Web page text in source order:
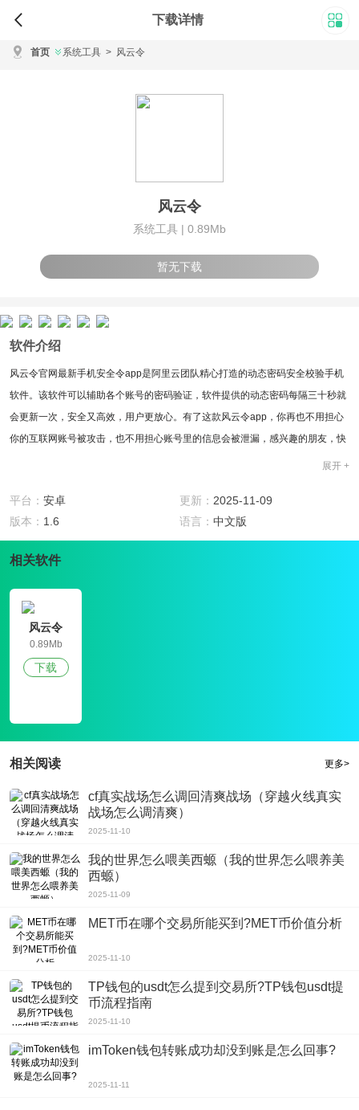
下载详情
首页 系统工具 > 风云令
风云令
系统工具 | 0.89Mb
暂无下载
软件介绍
风云令官网最新手机安全令app是阿里云团队精心打造的动态密码安全校验手机
软件。该软件可以辅助各个账号的密码验证，软件提供的动态密码每隔三十秒就
会更新一次，安全又高效，用户更放心。有了这款风云令app，你再也不用担心
你的互联网账号被攻击，也不用担心账号里的信息会被泄漏，感兴趣的朋友，快
1.动态密码：软件提供的动态密码每隔三十秒就会更新一次，安全又高效，使用
更有保障。
2.跨越平台：软件目前已支持安卓、ios等主流手机系统，其他小众平台也将逐步
接入。
问题和技术问题，尤其对小型企业来说绝对称得上是福音。
4.方便快捷：只要手机掌握在手中，随时都能体验动态口令服务，无需携带任何
多余的设备。
5.离线使用：软件只有在初始化时需要连接网络更新，之后的使用无需消耗一丁
风云令app是一款非常专业的密码安全辅助工具，其每30秒就会更新一次动态密
无需担心付费问题，有需要的朋友，赶紧来下载体验吧！
展开 +
平台： 安卓 更新： 2025-11-09
版本： 1.6 语言： 中文版
相关软件
风云令
0.89Mb
下载
相关阅读 更多>
cf真实战场怎么调回清爽战场（穿越火线真实
战场怎么调清爽）
2025-11-10
我的世界怎么喂美西螈（我的世界怎么喂养美
西螈）
2025-11-09
MET币在哪个交易所能买到?MET币价值分析
2025-11-10
TP钱包的usdt怎么提到交易所?TP钱包usdt提
币流程指南
2025-11-10
imToken钱包转账成功却没到账是怎么回事?
2025-11-11